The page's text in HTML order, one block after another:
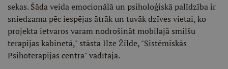
sekas. Šāda veida emocionālā un psiholoģiskā palīdzība ir
sniedzama pēc iespējas ātrāk un tuvāk dzīves vietai, ko
projekta ietvaros varam nodrošināt mobilajā smilšu
terapijas kabinetā," stāsta Ilze Žilde, "Sistēmiskās
Psihoterapijas centra" vadītāja.